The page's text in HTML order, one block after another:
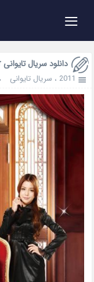
≡
دانلود سریال تایوانی Hayate the Combat Butler
2011 ، سریال تایوانی